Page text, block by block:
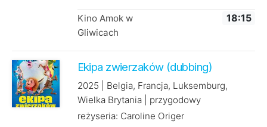
Kino Amok w
Gliwicach
18:15
Ekipa zwierzaków (dubbing)
2025 | Belgia, Francja, Luksemburg,
Wielka Brytania | przygodowy
reżyseria: Caroline Origer